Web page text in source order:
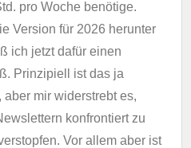
pro Woche benötige.
Version für 2026 herunter
ich jetzt dafür einen
Prinzipiell ist das ja
mir widerstrebt es,
konfrontiert zu
Vor allem aber ist